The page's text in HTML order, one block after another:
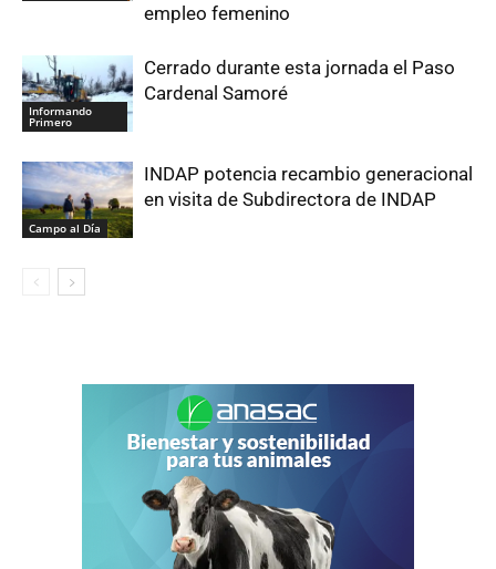
empleo femenino
Informando
Primero
Cerrado durante esta jornada el Paso
Cardenal Samoré
Campo al Día
INDAP potencia recambio generacional
en visita de Subdirectora de INDAP